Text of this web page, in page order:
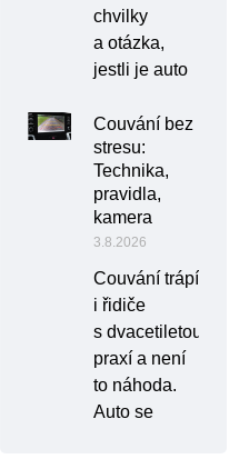
chvilky
a otázka,
jestli je auto
Couvání bez
stresu:
Technika,
pravidla,
kamera
3.8.2026
Couvání trápí
i řidiče
s dvacetiletou
praxí a není
to náhoda.
Auto se